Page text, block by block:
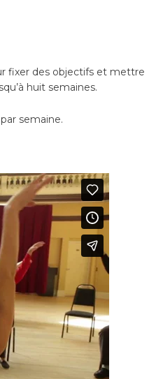
fixer des objectifs et mettre
huit semaines.
semaine.